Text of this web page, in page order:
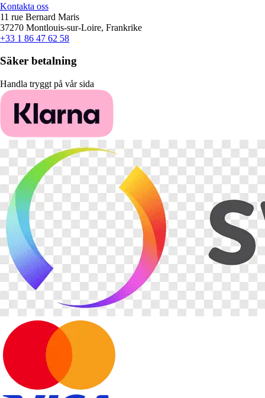
Kontakta oss
11 rue Bernard Maris
37270 Montlouis-sur-Loire, Frankrike
+33 1 86 47 62 58
Säker betalning
Handla tryggt på vår sida